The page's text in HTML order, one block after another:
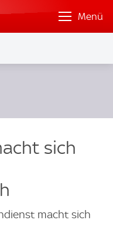
Menü
sich
macht sich